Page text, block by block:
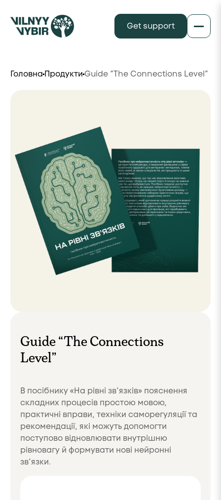
Get support
Головна Продукти Guide “The Connections Level”
Guide “The Connections
Level”
В посібнику «На рівні зв’язків» пояснення
складних процесів простою мовою,
практичні вправи, техніки саморегуляції та
рекомендації, які можуть допомогти
поступово відновлювати внутрішню
рівновагу й формувати нові нейронні
зв’язки.